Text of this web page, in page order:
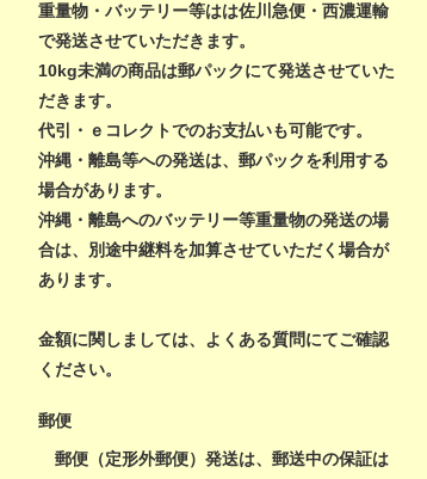
重量物・バッテリー等はは佐川急便・西濃運輸
で発送させていただきます。
10kg未満の商品は郵パックにて発送させていた
だきます。
代引・ｅコレクトでのお支払いも可能です。
沖縄・離島等への発送は、郵パックを利用する
場合があります。
沖縄・離島へのバッテリー等重量物の発送の場
合は、別途中継料を加算させていただく場合が
あります。
金額に関しましては、 よくある質問にてご確認
ください。
郵便
郵便（定形外郵便）発送は、郵送中の保証は